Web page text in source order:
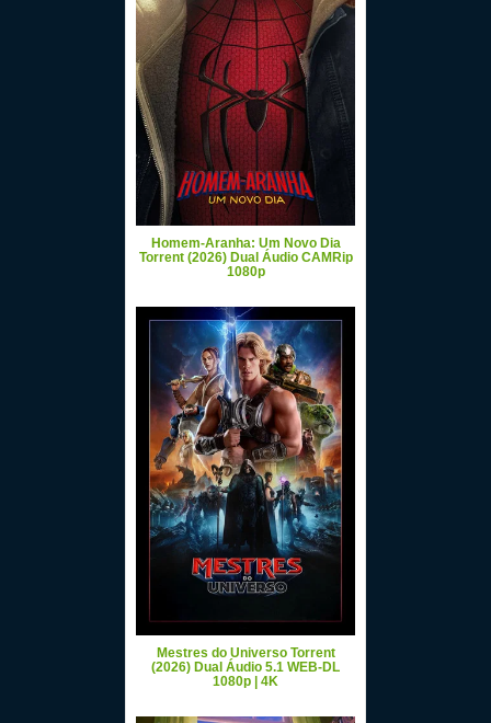
Homem-Aranha: Um Novo Dia
Torrent (2026) Dual Áudio CAMRip
1080p
Mestres do Universo Torrent
(2026) Dual Áudio 5.1 WEB-DL
1080p | 4K